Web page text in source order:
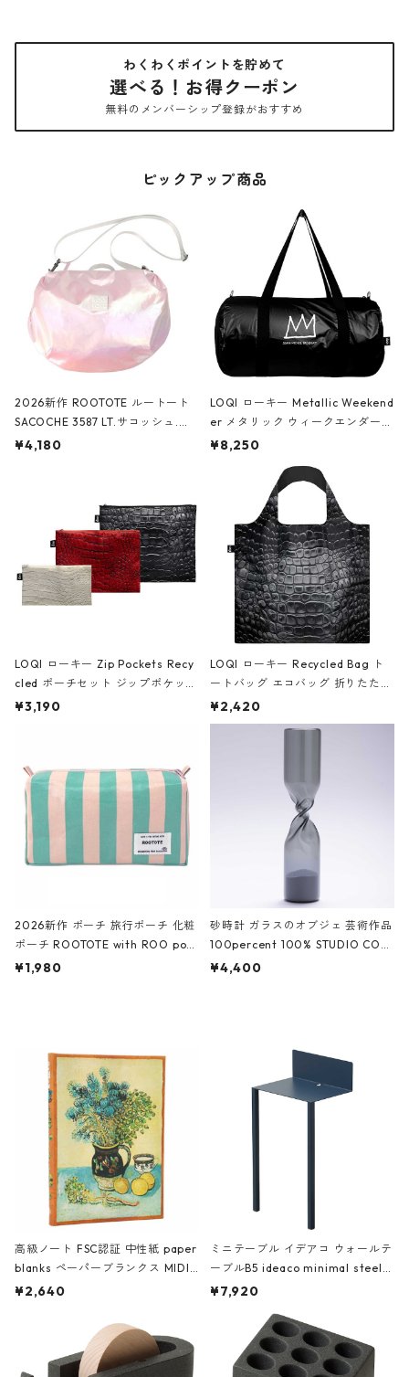
わくわくポイントを貯めて
選べる！お得クーポン
無料のメンバーシップ登録がおすすめ
ピックアップ商品
2026新作 ROOTOTE ルートート
SACOCHE 3587 LT.サコッシュ.ル
ミエ-B ショルダーバッグ グロスピ
¥4,180
LOQI ローキー Metallic Weekend
er メタリック ウィークエンダー
ボストンバッグ ショルダーバッグ
Black ジャン=ミッシェル・バスキ
ア/クラウン ブラック
¥8,250
LOQI ローキー Zip Pockets Recy
cled ポーチセット ジップポケット
ファスナーポーチ 撥水加工 トラベ
ーガンディー、オフホワイト
¥3,190
LOQI ローキー Recycled Bag ト
ートバッグ エコバッグ 折りたたみ
大きめ 撥水加工 収納ポーチ CRO
CODILE/Black クロコダイル/ブラ
¥2,420
2026新作 ポーチ 旅行ポーチ 化粧
ポーチ ROOTOTE with ROO pou
ch 3532 ルートート WR.ポーチ.ラ
¥1,980
砂時計 ガラスのオブジェ 芸術作品
100percent 100% STUDIO COH
AKU Timeless 100パーセント ス
¥4,400
高級ノート FSC認証 中性紙 paper
blanks ペーパーブランクス MIDI
ハードカバー 罫線 ヴァン・ゴッホ
¥2,640
ミニテーブル イデアコ ウォールテ
ーブルB5 ideaco minimal steel f
urniture WALL Table B5 ネイビー
¥7,920